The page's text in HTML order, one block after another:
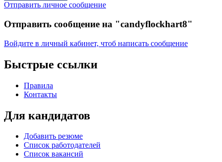
Отправить личное сообщение
Отправить сообщение на "candyflockhart8"
Войдите в личный кабинет, чтоб написать сообщение
Быстрые ссылки
Правила
Контакты
Для кандидатов
Добавить резюме
Список работодателей
Список вакансий